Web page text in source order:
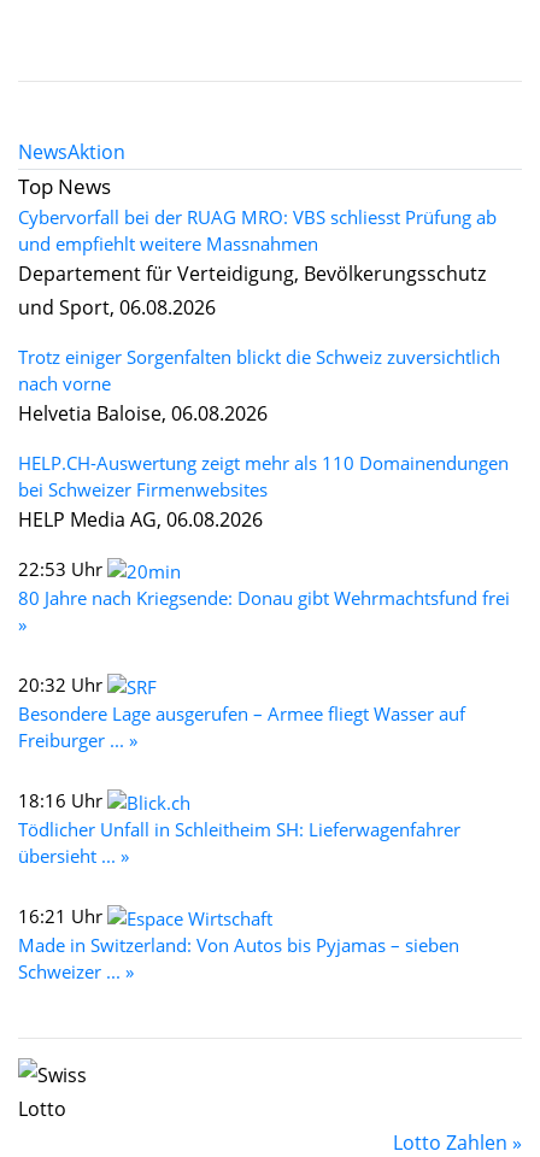
NewsAktion
Top News
Cybervorfall bei der RUAG MRO: VBS schliesst Prüfung ab
und empfiehlt weitere Massnahmen
Departement für Verteidigung, Bevölkerungsschutz
und Sport, 06.08.2026
Trotz einiger Sorgenfalten blickt die Schweiz zuversichtlich
nach vorne
Helvetia Baloise, 06.08.2026
HELP.CH-Auswertung zeigt mehr als 110 Domainendungen
bei Schweizer Firmenwebsites
HELP Media AG, 06.08.2026
22:53 Uhr
80 Jahre nach Kriegsende: Donau gibt Wehrmachtsfund frei
»
20:32 Uhr
Besondere Lage ausgerufen – Armee fliegt Wasser auf
Freiburger ... »
18:16 Uhr
Tödlicher Unfall in Schleitheim SH: Lieferwagenfahrer
übersieht ... »
16:21 Uhr
Made in Switzerland: Von Autos bis Pyjamas – sieben
Schweizer ... »
Lotto Zahlen »